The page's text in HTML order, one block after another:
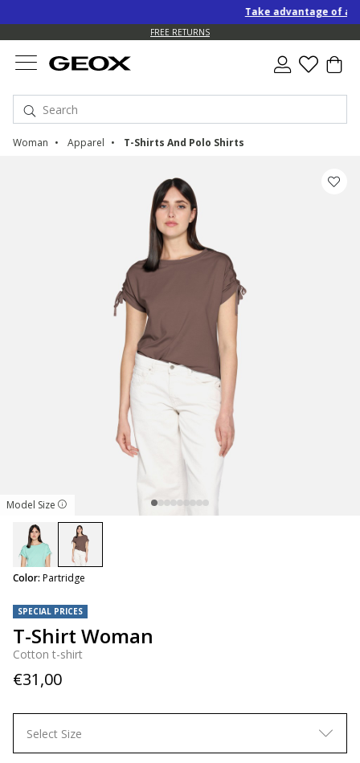
Take advantage of an
FREE RETURNS
Woman Apparel T-Shirts And Polo Shirts
Model Size
SPECIAL PRICES
T-Shirt Woman
Cotton t-shirt
€31,00
Color: Partridgeselected
Select Size